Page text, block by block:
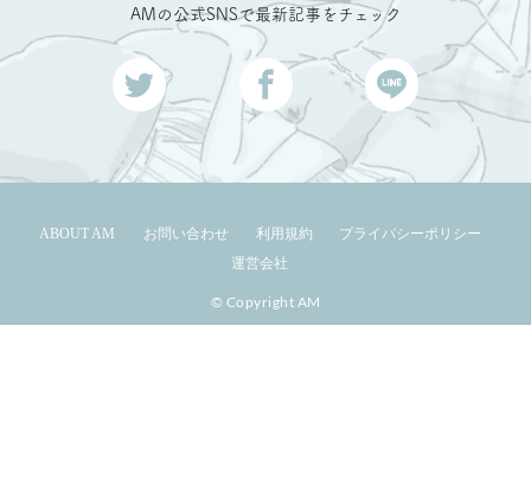
AMの公式SNSで最新記事をチェック
ABOUT AM お問い合わせ 利用規約
プライバシーポリシー
運営会社
© Copyright AM